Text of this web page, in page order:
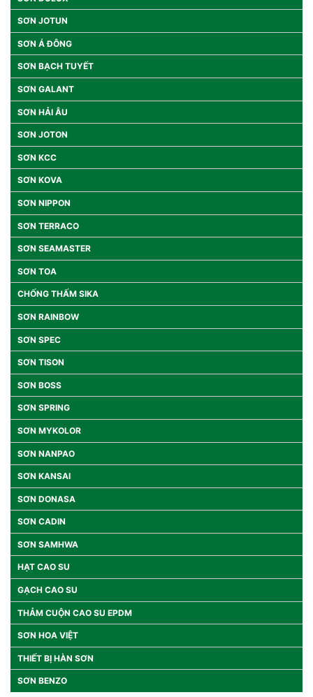
SƠN JOTUN
SƠN Á ĐÔNG
SƠN BẠCH TUYẾT
SƠN GALANT
SƠN HẢI ÂU
SƠN JOTON
SƠN KCC
SƠN KOVA
SƠN NIPPON
SƠN TERRACO
SƠN SEAMASTER
SƠN TOA
CHỐNG THẤM SIKA
SƠN RAINBOW
SƠN SPEC
SƠN TISON
SƠN BOSS
SƠN SPRING
SƠN MYKOLOR
SƠN NANPAO
SƠN KANSAI
SƠN DONASA
SƠN CADIN
SƠN SAMHWA
HẠT CAO SU
GẠCH CAO SU
THẢM CUỘN CAO SU EPDM
SƠN HOA VIỆT
THIẾT BỊ HÀN SƠN
SƠN BENZO